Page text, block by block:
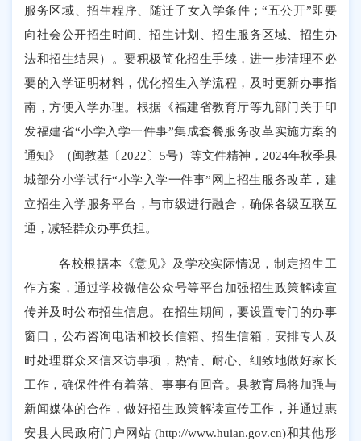
服务区域、招生程序、随迁子女入学条件；“五公开”即要
向社会公开招生时间、招生计划、招生服务区域、招生办
法和招生结果）。要积极简化招生手续，进一步清理不必
要的入学证明材料，优化招生入学流程，及时更新办事指
南，方便入学办理。根据《福建省教育厅等九部门关于印
发福建省“小学入学一件事”集成套餐服务改革实施方案的
通知》（闽教基〔2022〕 5号）等文件精神， 2024年秋季县
城部分小学试行“小学入学一件事”网上招生服务改革，建
立招生入学服务平台，与市级进行融合，确保各级互联互
通，减轻群众办事负担。
各校根据本《意见》及学校实际情况，制定招生工
作方案，通过学校微信公众号等平台加强招生政策解读宣
传并及时公布招生信息。在招生期间，要设置专门的办事
窗口，公布咨询电话和校长信箱、招生信箱，安排专人及
时处理群众来信来访事项，热情、耐心、细致地做好家长
工作，确保件件有着落、事事有回音。县教育局将加强与
新闻媒体的合作，做好招生政策解读宣传工作，并通过惠
安县人民政府门户网站 (http://www.huian.gov.cn)和其他形